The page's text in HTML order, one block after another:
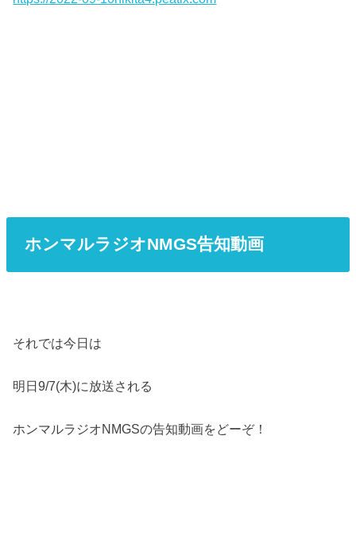
ホンマルラジオNMGS告知動画
それでは今日は
明日9/7(木)に放送される
ホンマルラジオNMGSの告知動画をどーぞ！